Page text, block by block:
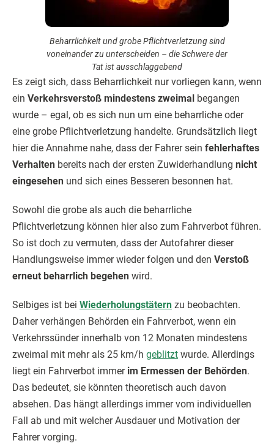
Beharrlichkeit und grobe Pflichtverletzung sind
voneinander zu unterscheiden – die Schwere der
Tat ist ausschlaggebend
Es zeigt sich, dass Beharrlichkeit nur vorliegen kann, wenn
ein Verkehrsverstoß mindestens zweimal begangen
wurde – egal, ob es sich nun um eine beharrliche oder
eine grobe Pflichtverletzung handelte. Grundsätzlich liegt
hier die Annahme nahe, dass der Fahrer sein fehlerhaftes
Verhalten bereits nach der ersten Zuwiderhandlung nicht
eingesehen und sich eines Besseren besonnen hat.
Sowohl die grobe als auch die beharrliche
Pflichtverletzung können hier also zum Fahrverbot führen.
So ist doch zu vermuten, dass der Autofahrer dieser
Handlungsweise immer wieder folgen und den Verstoß
erneut beharrlich begehen wird.
Selbiges ist bei Wiederholungstätern zu beobachten.
Daher verhängen Behörden ein Fahrverbot, wenn ein
Verkehrssünder innerhalb von 12 Monaten mindestens
zweimal mit mehr als 25 km/h geblitzt wurde. Allerdings
liegt ein Fahrverbot immer im Ermessen der Behörden.
Das bedeutet, sie könnten theoretisch auch davon
absehen. Das hängt allerdings immer vom individuellen
Fall ab und mit welcher Ausdauer und Motivation der
Fahrer vorging.